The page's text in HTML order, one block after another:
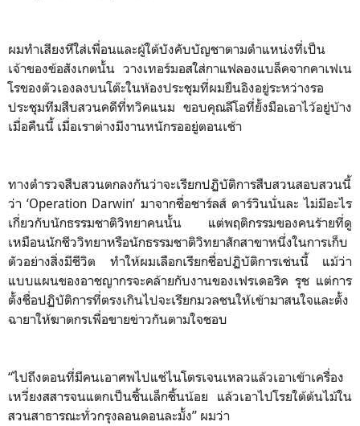
ผมทำเสียงหึใส่เพื่อนและผู้ใต้บังคับบัญชาตามตำแหน่งที่เป็น
เจ้าของข้อสังเกตนั้น วางเทอร์มอสใส่กาแฟลองแบล็คจากคาเฟเน
โรของตัวเองลงบนโต๊ะในห้องประชุมที่ผมยืนอิงอยู่ระหว่างรอ
ประชุมทีมสืบสวนคดีที่ทวิคแนม ขอบคุณลีโอที่ยั้งมือเอาไว้อยู่บ้าง
เมื่อคืนนี้ เมื่อเราต่างมีงานหนักรออยู่ตอนเช้า
ทางตำรวจสืบสวนตกลงกันว่าจะเรียกปฏิบัติการสืบสวนสอบสวนนี้
ว่า ‘Operation Darwin’ มาจากชื่อชาร์ลส์ ดาร์วินนั่นละ ไม่มีอะไร
เกี่ยวกับนักธรรมชาติวิทยาคนนั้น แต่พฤติกรรมของคนร้ายที่ดู
เหมือนนักชีววิทยาหรือนักธรรมชาติวิทยาสักสาขาหนึ่งในการเก็บ
ตัวอย่างสิ่งมีชีวิต ทำให้ผมเลือกเรียกชื่อปฏิบัติการเช่นนี้ แม้ว่า
แบบแผนของอาชญากรจะคล้ายกับงานของเฟรเดอริค รุช แต่การ
ตั้งชื่อปฏิบัติการที่ตรงเกินไปจะเรียกมวลชนให้เข้ามาสนใจและตั้ง
ฉายาให้ฆาตกรเพื่อขายข่าวกันตามใจชอบ
“ไปถึงตอนที่มีคนเอาศพไปแช่ไนโตรเจนเหลวแล้วเอาเข้าเครื่อง
เหวี่ยงสสารจนแตกเป็นชิ้นเล็กชิ้นน้อย แล้วเอาไปโรยใต้ต้นไม้ใน
สวนสาธารณะทั่วกรุงลอนดอนละมั้ง” ผมว่า